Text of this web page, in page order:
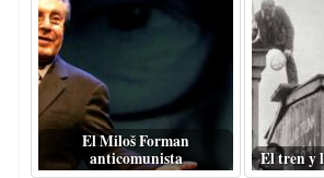
El Miloš Forman
anticomunista
El tren y